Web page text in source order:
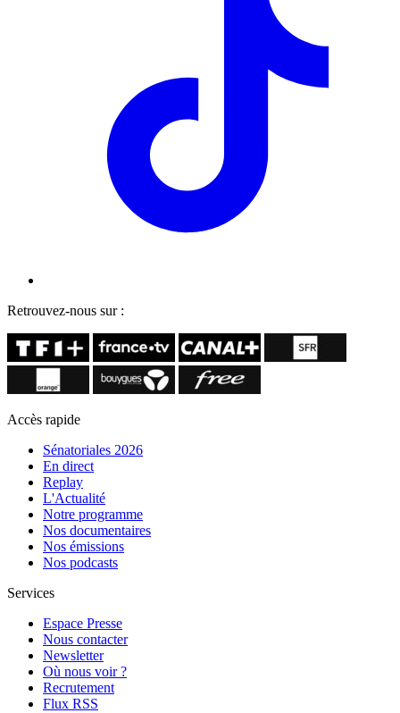
Retrouvez-nous sur :
Accès rapide
Sénatoriales 2026
En direct
Replay
L'Actualité
Notre programme
Nos documentaires
Nos émissions
Nos podcasts
Services
Espace Presse
Nous contacter
Newsletter
Où nous voir ?
Recrutement
Flux RSS